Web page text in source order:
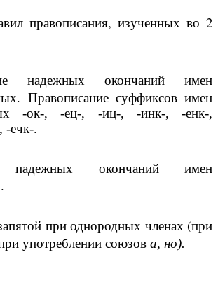
правописания, изученных во 2
надежных окончаний имен
Правописание суффиксов имен
-ок-, -ец-, -иц-, -инк-, -енк-,
-ечк-.
падежных окончаний имен
при однородных членах (при
употреблении союзов а, но).